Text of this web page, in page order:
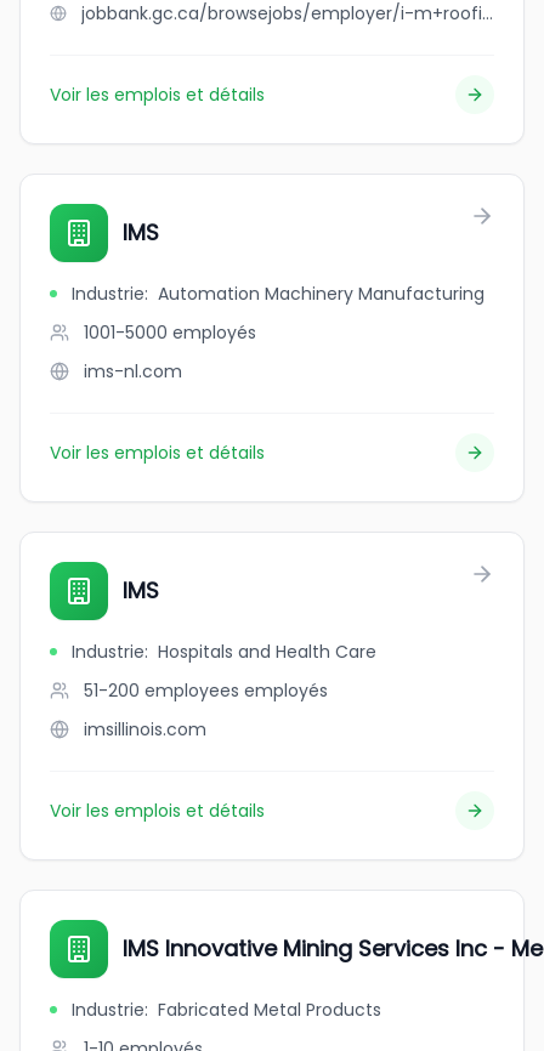
jobbank.gc.ca/browsejobs/employer/i-m+roofing+ltd./ca
Voir les emplois et détails
IMS
Industrie: Automation Machinery Manufacturing
1001-5000 employés
ims-nl.com
Voir les emplois et détails
IMS
Industrie: Hospitals and Health Care
51-200 employees employés
imsillinois.com
Voir les emplois et détails
IMS Innovative Mining Services Inc -
Industrie: Fabricated Metal Products